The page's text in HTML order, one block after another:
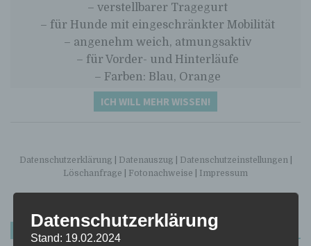
– verstellbarer Tragegurt
– für Hunde mit eingeschränkter Mobilität
– angenehm weich, atmungsaktiv
– für Vorder- und Hinterläufe
– Farben: Blau, Orange
ICH WILL MEHR WISSEN!
Datenschutzerklärung Datenauszug Datenschutzeinstellungen
Löschanfrage
Fotonachweise Impressum
AKTUELLER BUCHTIPP
Datenschutzerklärung
Stand: 19.02.2024